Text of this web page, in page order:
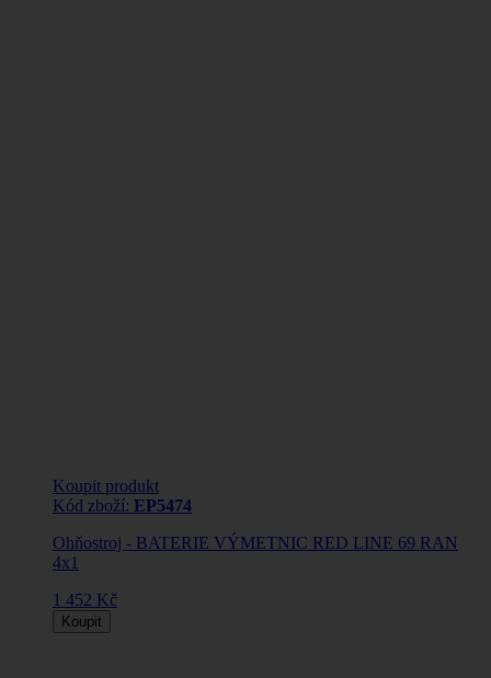
Koupit produkt
Kód zboží: EP5474
Ohňostroj - BATERIE VÝMETNIC RED LINE 69 RAN
4x1
1 452 Kč
Koupit